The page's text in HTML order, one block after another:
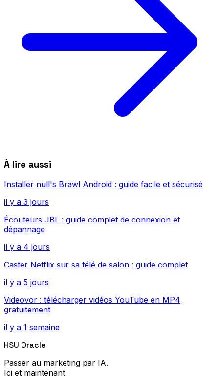
À lire aussi
Installer null's Brawl Android : guide facile et sécurisé
il y a 3 jours
Écouteurs JBL : guide complet de connexion et
dépannage
il y a 4 jours
Caster Netflix sur sa télé de salon : guide complet
il y a 5 jours
Videovor : télécharger vidéos YouTube en MP4
gratuitement
il y a 1 semaine
HSU Oracle
Passer au marketing par IA.
Ici et maintenant.